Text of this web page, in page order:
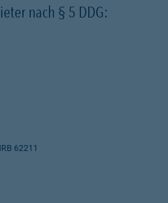
nach § 5 DDG:
62211